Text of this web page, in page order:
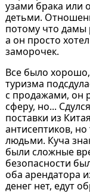
узами брака или
детьми.
потому что дамы
а он просто
заморочек.
Все было
туризма
с продажами, он
сферу, но...
поставки из
антисептиков,
людьми. Куча
были сложные
безопасности
оба арендатора
денег нет, едут